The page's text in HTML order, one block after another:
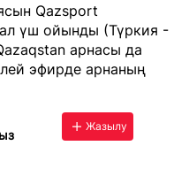
Qazsport
үш ойынды (Түркия -
арнасы да
эфирде арнаның
Жазылу